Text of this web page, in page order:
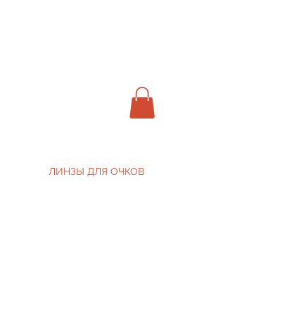
ЛИНЗЫ ДЛЯ ОЧКОВ